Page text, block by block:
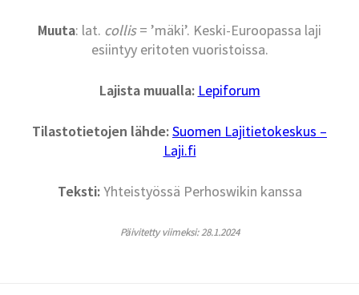
Muuta: lat. collis= ’mäki’. Keski-Euroopassa laji
esiintyy eritoten vuoristoissa.
Lajista muualla: Lepiforum
Tilastotietojen lähde:Suomen Lajitietokeskus –
Laji.fi
Teksti:Yhteistyössä Perhoswikin kanssa
Päivitetty viimeksi: 28.1.2024